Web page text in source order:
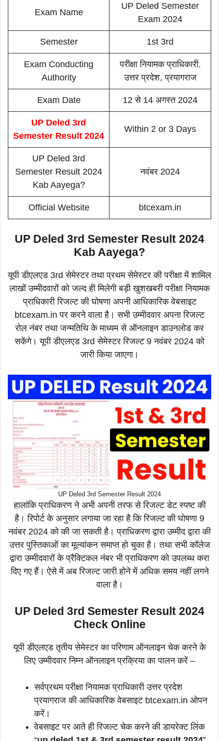
Exam Name
UP Deled Semester
Exam 2024
Semester 1st 3rd
Exam Conducting
Authority
परीक्षा नियामक प्राधिकारी,
उत्तर प्रदेश, प्रयागराज
Exam Date 12 से 14 अगस्त 2024
UP Deled 3rd
Semester Result 2024
Within 2 or 3 Days
UP Deled 3rd
Semester Result 2024
Kab Aayega?
नवंबर 2024
Official Website btcexam.in
UP Deled 3rd Semester Result 2024
Kab Aayega?
यूपी डीएलएड 3rd सेमेस्टर तथा प्रथम सेमेस्टर की परीक्षा में शामिल
लाखों उम्मीदवारों को जल्द ही मिलेगी बड़ी खुशखबरी परीक्षा नियामक
प्राधिकारी रिजल्ट की घोषणा अपनी आधिकारिक वेबसाइट
btcexam.in पर करने वाला है। सभी उम्मीदवार अपना रिजल्ट
रोल नंबर तथा जन्मतिथि के माध्यम से ऑनलाइन डाउनलोड कर
सकेंगे। यूपी डीएलएड 3rd सेमेस्टर रिजल्ट 9 नवंबर 2024 को
जारी किया जाएगा।
UP Deled 3rd Semester Result 2024
हालांकि प्राधिकरण ने अभी अपनी तरफ से रिजल्ट डेट स्पष्ट की
है। रिपोर्ट के अनुसार लगाया जा रहा है कि रिजल्ट की घोषणा 9
नवंबर 2024 को की जा सकती है। प्राधिकरण द्वारा उम्मीद द्वारा की
उत्तर पुस्तिकाओं का मूल्यांकन समाप्त हो चुका है। तथा सभी कॉलेज
द्वारा उम्मीदवारों के प्रैक्टिकल नंबर भी प्राधिकरण को उपलब्ध करा
दिए गए हैं। ऐसे में अब रिजल्ट जारी होने में अधिक समय नहीं लगने
वाला है।
UP Deled 3rd Semester Result 2024
Check Online
यूपी डीएलएड तृतीय सेमेस्टर का परिणाम ऑनलाइन चेक करने के
लिए उम्मीदवार निम्न ऑनलाइन प्रक्रिया का पालन करें –
सर्वप्रथम परीक्षा नियामक प्राधिकारी उत्तर प्रदेश
प्रयागराज की आधिकारिक वेबसाइट btcexam.in ओपन
करें।
वेबसाइट पर आते ही रिजल्ट चेक करने की डायरेक्ट लिंक